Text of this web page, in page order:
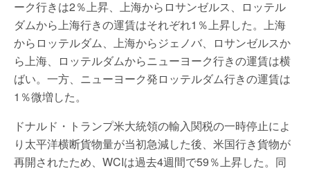
ーク行きは2％上昇、上海からロサンゼルス、ロッテル
ダムから上海行きの運賃はそれぞれ1％上昇した。上海
からロッテルダム、上海からジェノバ、ロサンゼルスか
ら上海、ロッテルダムからニューヨーク行きの運賃は横
ばい。一方、ニューヨーク発ロッテルダム行きの運賃は
1％微増した。
ドナルド・トランプ米大統領の輸入関税の一時停止によ
り太平洋横断貨物量が当初急減した後、米国行き貨物が
再開されたため、WCIは過去4週間で59％上昇した。同